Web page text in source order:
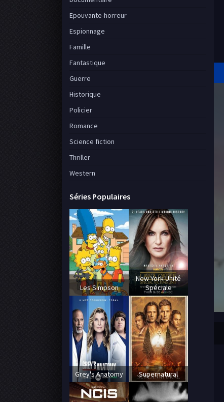
Epouvante-horreur
Espionnage
Famille
Fantastique
Guerre
Historique
Policier
Romance
Science fiction
Thriller
Western
Séries Populaires
Les Simpson
New York Unité
Spéciale
Grey's Anatomy Supernatural